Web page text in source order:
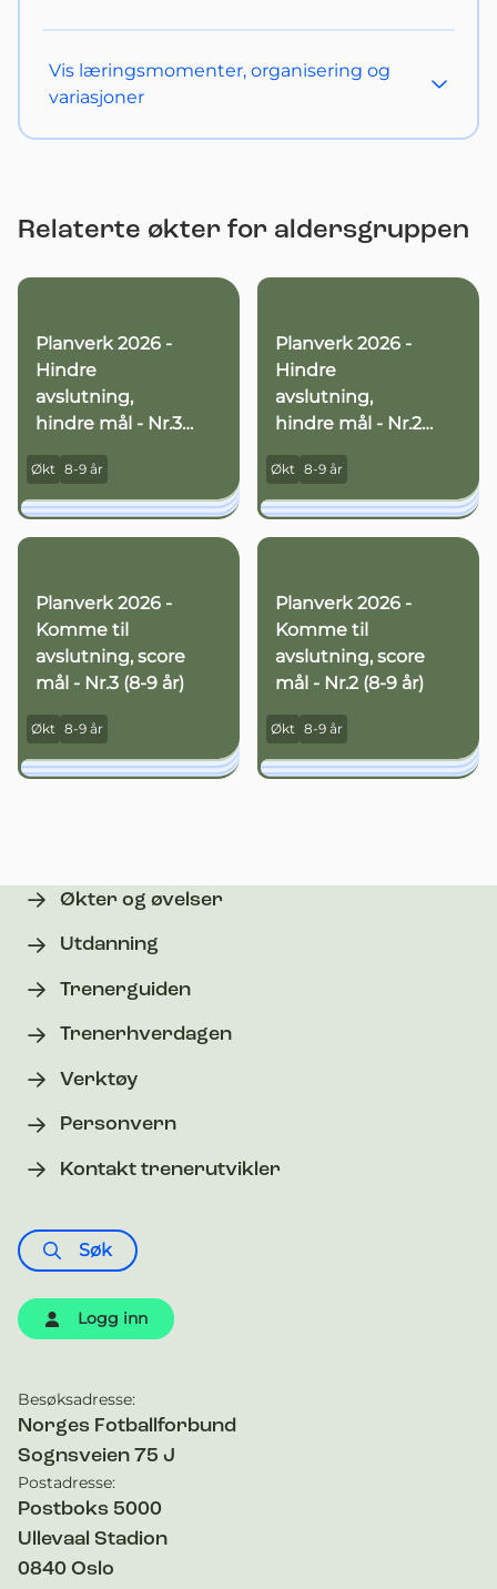
Vis læringsmomenter, organisering og
variasjoner
Relaterte økter for aldersgruppen
Planverk 2026 -
Hindre
avslutning,
hindre mål - Nr.3
Økt 8-9 år
Planverk 2026 -
Hindre
avslutning,
hindre mål - Nr.2
Økt 8-9 år
Planverk 2026 -
Komme til
avslutning, score
mål - Nr.3 (8-9 år)
Økt 8-9 år
Planverk 2026 -
Komme til
avslutning, score
mål - Nr.2 (8-9 år)
Økt 8-9 år
Økter og øvelser
Utdanning
Trenerguiden
Trenerhverdagen
Verktøy
Personvern
Kontakt trenerutvikler
Søk
Logg inn
Kontaktinformasjon
Besøksadresse:
Norges Fotballforbund
Sognsveien 75 J
Postadresse:
Postboks 5000
Ullevaal Stadion
0840 Oslo